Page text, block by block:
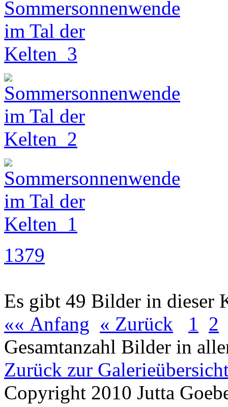
1379
Es gibt 49 Bilder in dieser
«« Anfang « Zurück 1 2
Gesamtanzahl Bilder in
Zurück zur
Copyright 2010 Jutta